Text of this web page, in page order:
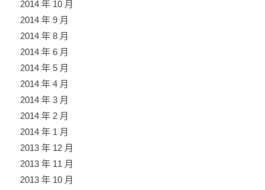
2014 年 10 月
2014 年 9 月
2014 年 8 月
2014 年 6 月
2014 年 5 月
2014 年 4 月
2014 年 3 月
2014 年 2 月
2014 年 1 月
2013 年 12 月
2013 年 11 月
2013 年 10 月